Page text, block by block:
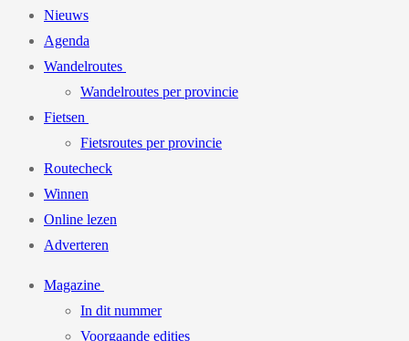
Nieuws
Agenda
Wandelroutes
Wandelroutes per provincie
Fietsen
Fietsroutes per provincie
Routecheck
Winnen
Online lezen
Adverteren
Magazine
In dit nummer
Voorgaande edities